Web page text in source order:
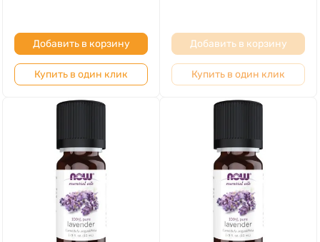
Добавить в корзину
Купить в один клик
Добавить в корзину
Купить в один клик